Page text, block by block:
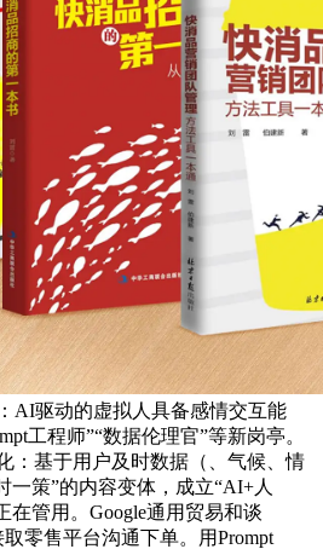
AI驱动的虚拟人具备感情交互能
工程师”“数据伦理官”等新岗亭。
：基于用户及时数据（、气候、情
一策”的内容变体，成立“AI+人
在管用。Google通用贸易和谈
零售平台沟通下单。用Prompt